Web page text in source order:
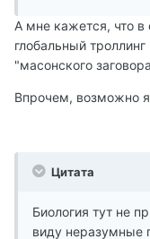
А мне кажется, что в
глобальный
"масонского
Впрочем, возможно
Цитата
Биология тут не
виду неразумные